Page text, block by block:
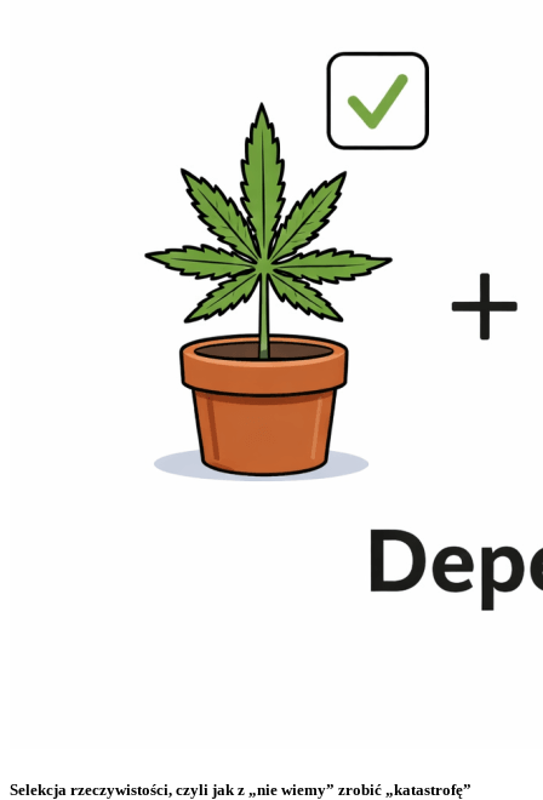
Selekcja rzeczywistości, czyli jak z „nie wiemy” zrobić „katastrofę”